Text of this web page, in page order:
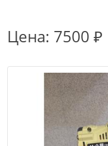
Цена: 7500 ₽